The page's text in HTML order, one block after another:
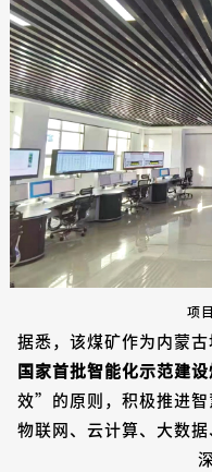
项
据悉，该煤矿作为内蒙
国家首批智能化示范建设
效”的原则，积极推进智
物联网、云计算、大数